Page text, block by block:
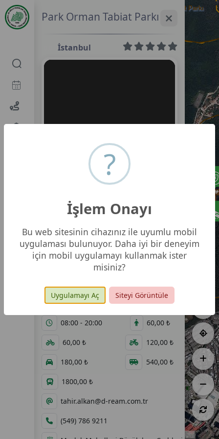
Park Orman Tabiat Parkı
İstanbul
148,12 ha 03.06.2008
08:00 - 20:00 60,00 ₺
60,00 ₺ 120,00 ₺
180,00 ₺ 540,00 ₺
1800,00 ₺
tahir.alkan@d-ream.com.tr
(549) 786 9211
Park Orman Tabiat Parkı
Fatih Sultan Mehmet Tabiat Parkı
?
İşlem Onayı
Bu web sitesinin cihazınız ile uyumlu mobil
uygulaması bulunuyor. Daha iyi bir deneyim
için mobil uygulamayı kullanmak ister
misiniz?
Uygulamayı Aç Siteyi Görüntüle